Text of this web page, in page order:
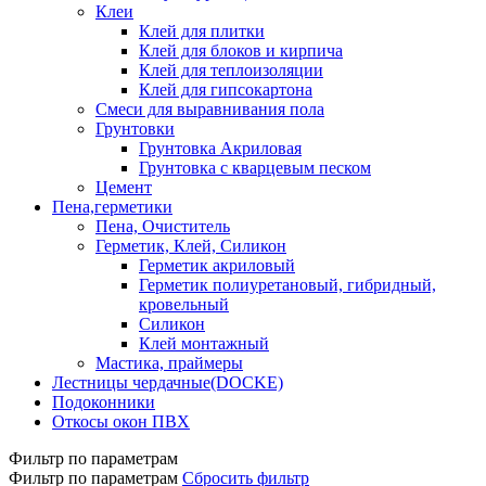
Клеи
Клей для плитки
Клей для блоков и кирпича
Клей для теплоизоляции
Клей для гипсокартона
Смеси для выравнивания пола
Грунтовки
Грунтовка Акриловая
Грунтовка с кварцевым песком
Цемент
Пена,герметики
Пена, Очиститель
Герметик, Клей, Силикон
Герметик акриловый
Герметик полиуретановый, гибридный,
кровельный
Силикон
Клей монтажный
Мастика, праймеры
Лестницы чердачные(DOCKE)
Подоконники
Откосы окон ПВХ
Фильтр по параметрам
Фильтр по параметрам Сбросить фильтр